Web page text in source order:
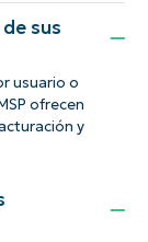
sus
usuario o
ofrecen
y